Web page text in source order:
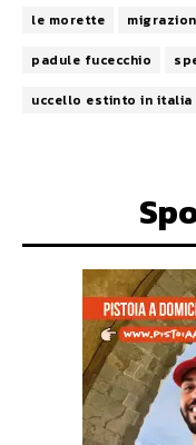
le morette
padule fucecchio
uccello estinto in italia